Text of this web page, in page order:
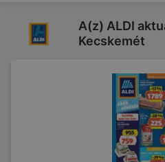
A(z) ALDI
Kecskemét